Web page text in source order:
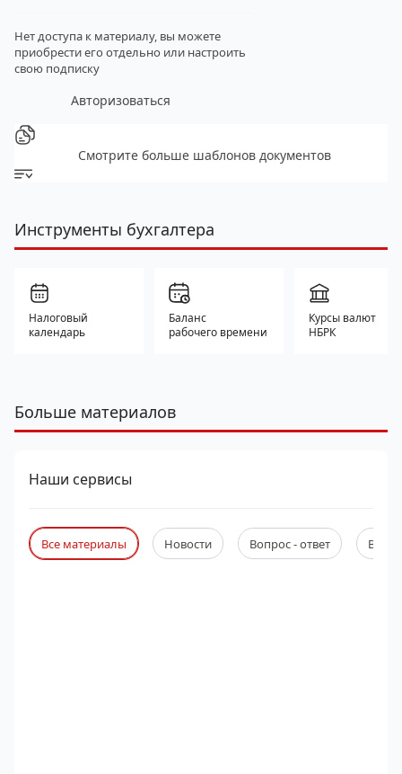
Нет доступа к материалу, вы можете
приобрести его отдельно или настроить
свою подписку
Авторизоваться
Смотрите больше шаблонов документов
Инструменты бухгалтера
Налоговый
календарь
Баланс
рабочего времени
Курсы валют
НБРК
Больше материалов
Наши сервисы
Все материалы Новости Вопрос - ответ